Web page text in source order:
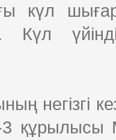
күл
Күл
негізгі
құрылысы